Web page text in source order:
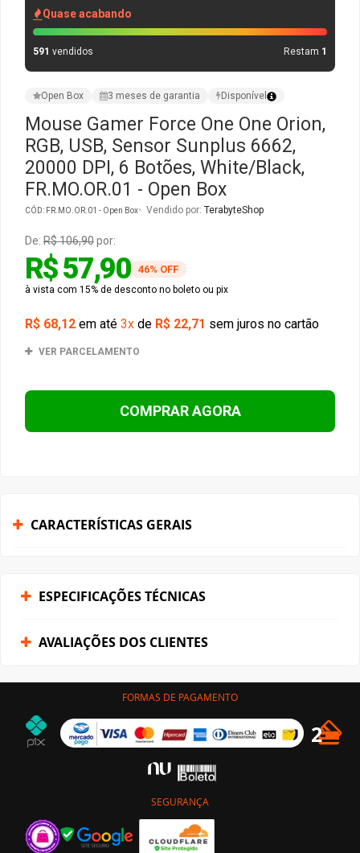
Quase acabando
591 vendidos Restam 1
Open Box 3 meses de garantia Disponível
Mouse Gamer Force One One Orion,
RGB, USB, Sensor Sunplus 6662,
20000 DPI, 6 Botões, White/Black,
FR.MO.OR.01 - Open Box
CÓD: FR.MO.OR.01 - Open Box Vendido por: TerabyteShop
De: R$ 106,90por:
R$ 57,90 46% OFF
à vista com 15% de desconto no boleto ou pix
R$ 68,12 em até 3x de R$ 22,71 sem juros no cartão
VER PARCELAMENTO
COMPRAR AGORA
CARACTERÍSTICAS GERAIS
ESPECIFICAÇÕES TÉCNICAS
AVALIAÇÕES DOS CLIENTES
FORMAS DE PAGAMENTO
SEGURANÇA
Gabinete Liketec
Fonte Thermaltake
Ver Todos